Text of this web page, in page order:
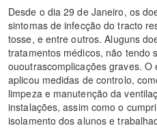
Desde o dia 29 de Janeiro, os
sintomas de infecção do tracto
tosse, e entre outros. Aluguns
tratamentos médicos, não tendo
ououtrascomplicações graves.
aplicou medidas de controlo,
limpeza e manutenção da
instalações, assim como o
isolamento dos alunos e